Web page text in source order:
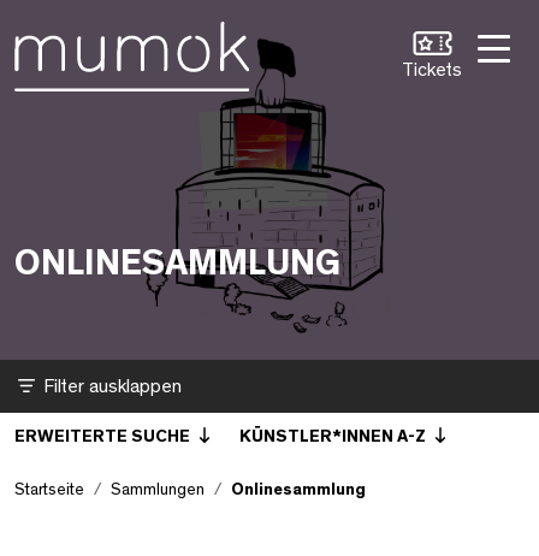
Tickets
Onlinesammlung
ONLINESAMMLUNG
Filter
ERWEITERTE SUCHE KÜNSTLER*INNEN A-Z
Startseite Sammlungen Onlinesammlung